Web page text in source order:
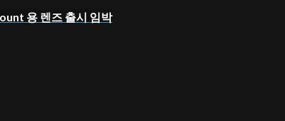
용 렌즈 출시 임박